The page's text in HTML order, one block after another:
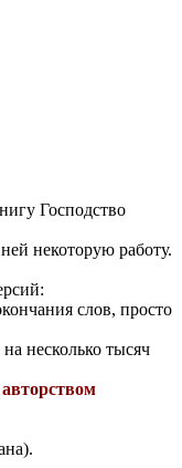
Господство
некоторую работу.
слов, просто
несколько тысяч